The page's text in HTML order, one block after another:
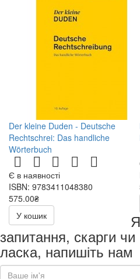
Der kleine Duden - Deutsche
Rechtschrei: Das handliche
Wörterbuch
Є в наявності
ISBN: 9783411048380
575.00₴
У кошик
запитання, скарги чи
ласка, напишіть нам